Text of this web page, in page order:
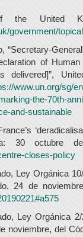
the United
government/
“Secretary-
of
delivered]”,
www.un.org/sg/
the-70th-
and-sustainable
30 octubre
closes-policy
Ley Orgánica
24 de
Ley Orgánica
noviembre, del